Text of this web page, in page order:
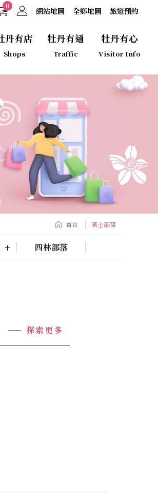
0 網站地圖 全鄉地圖 旅遊預約
丹有店
Shops
牡丹有通
Traffic
牡丹有心
Visitor Info
首頁 高士部落
四林部落
探索更多